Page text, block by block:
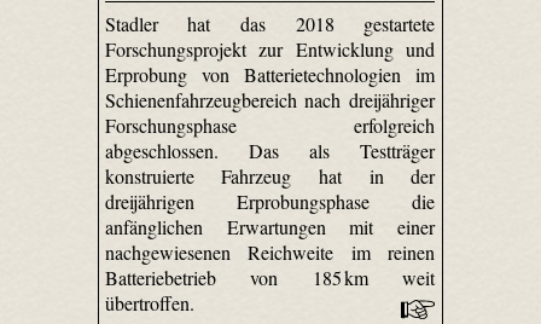
Stadler hat das 2018 gestartete
Forschungsprojekt zur Entwicklung und
Erprobung von Batterietechnologien im
Schienenfahrzeugbereich nach dreijähriger
Forschungsphase erfolgreich
abgeschlossen. Das als Testträger
konstruierte Fahrzeug hat in der
dreijährigen Erprobungsphase die
anfänglichen Erwartungen mit einer
nachgewiesenen Reichweite im reinen
Batteriebetrieb von 185 km weit
übertroffen.